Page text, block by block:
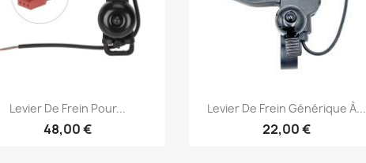
Aperçu rapide
Levier De Frein Pour...
48,00 €
Aperçu rapide
Levier De Frein Générique À...
22,00 €